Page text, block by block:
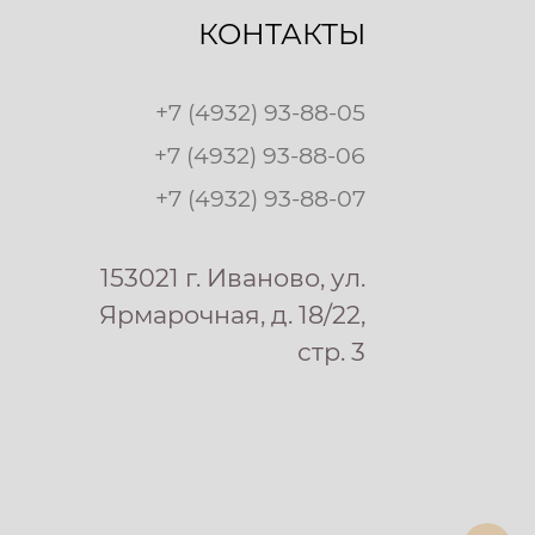
КОНТАКТЫ
+7 (4932) 93-88-05
+7 (4932) 93-88-06
+7 (4932) 93-88-07
153021 г. Иваново, ул.
Ярмарочная, д. 18/22,
стр. 3